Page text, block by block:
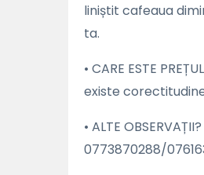
liniștit cafeaua
ta.
• CARE ESTE
existe
• ALTE
0773870288/